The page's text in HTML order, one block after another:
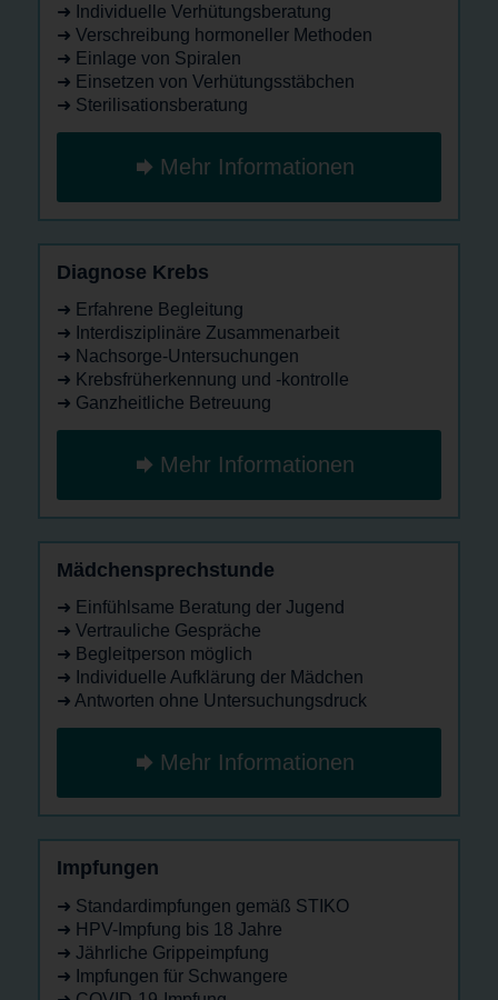
➜ Individuelle Verhütungsberatung
➜ Verschreibung hormoneller Methoden
➜ Einlage von Spiralen
➜ Einsetzen von Verhütungsstäbchen
➜ Sterilisationsberatung
Mehr Informationen
Diagnose Krebs
➜ Erfahrene Begleitung
➜ Interdisziplinäre Zusammenarbeit
➜ Nachsorge-Untersuchungen
➜ Krebsfrüherkennung und -kontrolle
➜ Ganzheitliche Betreuung
Mehr Informationen
Mädchensprechstunde
➜ Einfühlsame Beratung der Jugend
➜ Vertrauliche Gespräche
➜ Begleitperson möglich
➜ Individuelle Aufklärung der Mädchen
➜ Antworten ohne Untersuchungsdruck
Mehr Informationen
Impfungen
➜ Standardimpfungen gemäß STIKO
➜ HPV-Impfung bis 18 Jahre
➜ Jährliche Grippeimpfung
➜ Impfungen für Schwangere